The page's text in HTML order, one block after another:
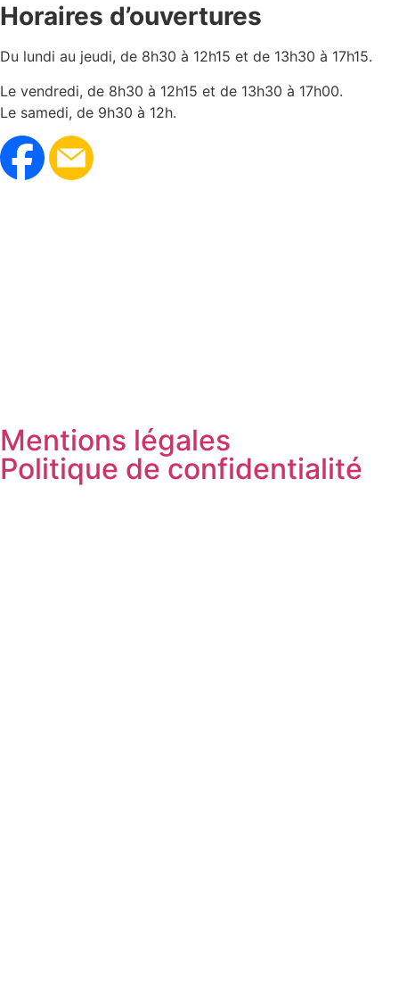
Horaires d’ouvertures
Du lundi au jeudi, de 8h30 à 12h15 et de 13h30 à 17h15.
Le vendredi, de 8h30 à 12h15 et de 13h30 à 17h00.
Le samedi, de 9h30 à 12h.
Mentions légales
Politique de confidentialité